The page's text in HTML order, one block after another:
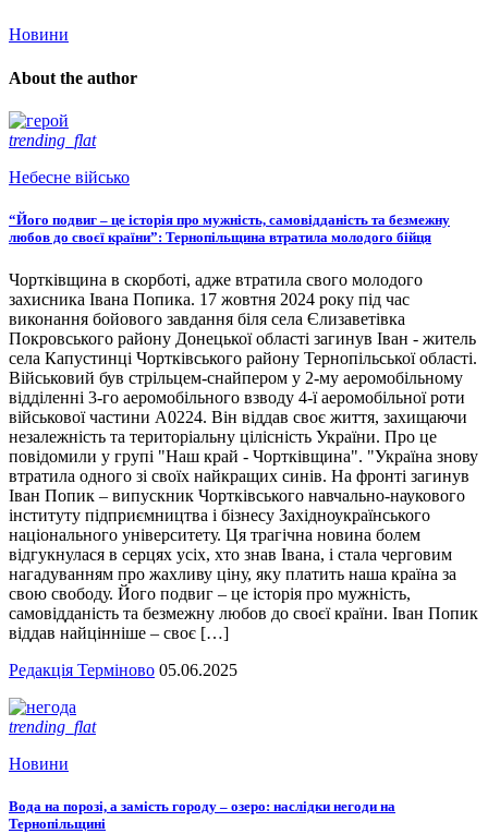
Новини
About the author
trending_flat
Небесне військо
“Його подвиг – це історія про мужність, самовідданість та безмежну
любов до своєї країни”: Тернопільщина втратила молодого бійця
Чортківщина в скорботі, адже втратила свого молодого
захисника Івана Попика. 17 жовтня 2024 року під час
виконання бойового завдання біля села Єлизаветівка
Покровського району Донецької області загинув Іван - житель
села Капустинці Чортківського району Тернопільської області.
Військовий був стрільцем-снайпером у 2-му аеромобільному
відділенні 3-го аеромобільного взводу 4-ї аеромобільної роти
військової частини А0224. Він віддав своє життя, захищаючи
незалежність та територіальну цілісність України. Про це
повідомили у групі "Наш край - Чортківщина". "Україна знову
втратила одного зі своїх найкращих синів. На фронті загинув
Іван Попик – випускник Чортківського навчально-наукового
інституту підприємництва і бізнесу Західноукраїнського
національного університету. Ця трагічна новина болем
відгукнулася в серцях усіх, хто знав Івана, і стала черговим
нагадуванням про жахливу ціну, яку платить наша країна за
свою свободу. Його подвиг – це історія про мужність,
самовідданість та безмежну любов до своєї країни. Іван Попик
віддав найцінніше – своє […]
Редакція Терміново 05.06.2025
trending_flat
Новини
Вода на порозі, а замість городу – озеро: наслідки негоди на
Тернопільщині